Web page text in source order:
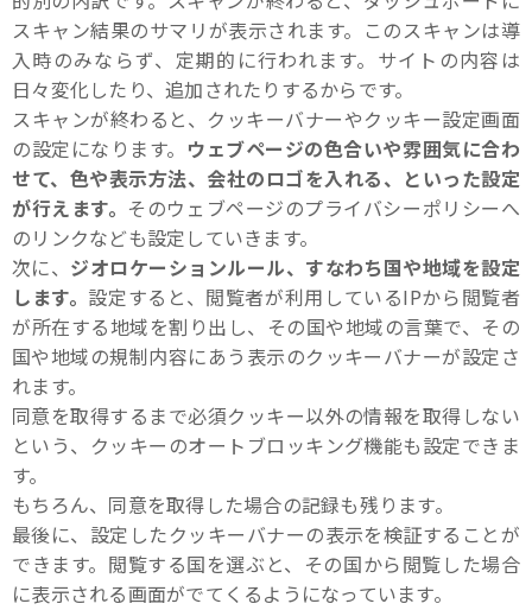
スキャン結果のサマリが表示されます。このスキャンは導
入時のみならず、定期的に行われます。サイトの内容は
日々変化したり、追加されたりするからです。
スキャンが終わると、クッキーバナーやクッキー設定画面
の設定になります。 ウェブページの色合いや雰囲気に合わ
せて、色や表示方法、会社のロゴを入れる、といった設定
が行えます。 そのウェブページのプライバシーポリシーへ
のリンクなども設定していきます。
次に、 ジオロケーションルール、すなわち国や地域を設定
します。 設定すると、閲覧者が利用しているIPから閲覧者
が所在する地域を割り出し、その国や地域の言葉で、その
国や地域の規制内容にあう表示のクッキーバナーが設定さ
れます。
同意を取得するまで必須クッキー以外の情報を取得しない
という、クッキーのオートブロッキング機能も設定できま
す。
もちろん、同意を取得した場合の記録も残ります。
最後に、設定したクッキーバナーの表示を検証することが
できます。閲覧する国を選ぶと、その国から閲覧した場合
に表示される画面がでてくるようになっています。